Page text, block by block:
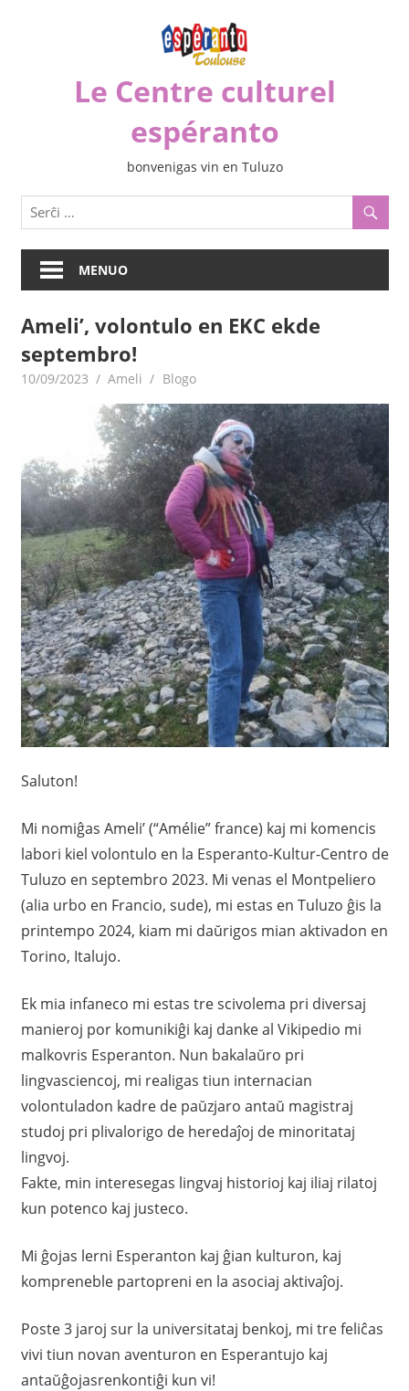
Le Centre culturel
espéranto
bonvenigas vin en Tuluzo
MENUO
Ameli’, volontulo en EKC ekde
septembro!
10/09/2023 Ameli Blogo
Saluton!
Mi nomiĝas Ameli’ (“Amélie” france) kaj mi komencis
labori kiel volontulo en la Esperanto-Kultur-Centro de
Tuluzo en septembro 2023. Mi venas el Montpeliero
(alia urbo en Francio, sude), mi estas en Tuluzo ĝis la
printempo 2024, kiam mi daŭrigos mian aktivadon en
Torino, Italujo.
Ek mia infaneco mi estas tre scivolema pri diversaj
manieroj por komunikiĝi kaj danke al Vikipedio mi
malkovris Esperanton. Nun bakalaŭro pri
lingvasciencoj, mi realigas tiun internacian
volontuladon kadre de paŭzjaro antaŭ magistraj
studoj pri plivalorigo de heredaĵoj de minoritataj
lingvoj.
Fakte, min interesegas lingvaj historioj kaj iliaj rilatoj
kun potenco kaj justeco.
Mi ĝojas lerni Esperanton kaj ĝian kulturon, kaj
kompreneble partopreni en la asociaj aktivaĵoj.
Poste 3 jaroj sur la universitataj benkoj, mi tre feliĉas
vivi tiun novan aventuron en Esperantujo kaj
antaŭĝojasrenkontiĝi kun vi!